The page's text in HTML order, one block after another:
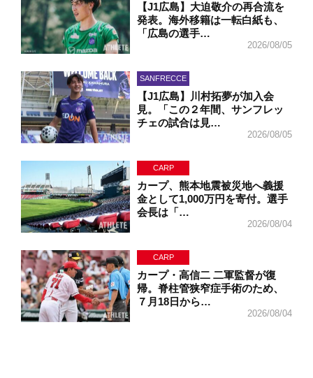
【J1広島】大迫敬介の再合流を
発表。海外移籍は一転白紙も、
「広島の選手…
2026/08/05
SANFRECCE
【J1広島】川村拓夢が加入会
見。「この２年間、サンフレッ
チェの試合は見…
2026/08/05
CARP
カープ、熊本地震被災地へ義援
金として1,000万円を寄付。選手
会長は「…
2026/08/04
CARP
カープ・高信二 二軍監督が復
帰。脊柱管狭窄症手術のため、
７月18日から…
2026/08/04